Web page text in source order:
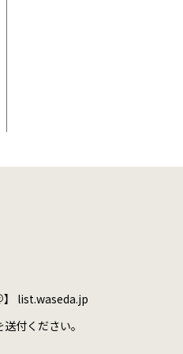
list.waseda.jp
付ください。